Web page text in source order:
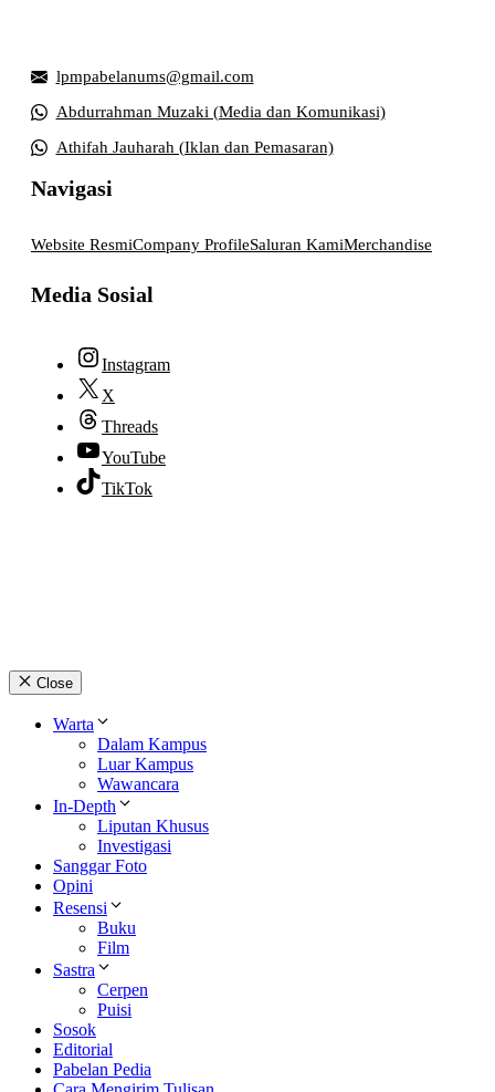
lpmpabelanums@gmail.com
Abdurrahman Muzaki (Media dan Komunikasi)
Athifah Jauharah (Iklan dan Pemasaran)
Navigasi
Website ResmiCompany ProfileSaluran KamiMerchandise
Media Sosial
Instagram
X
Threads
YouTube
TikTok
Close
Warta
Dalam Kampus
Luar Kampus
Wawancara
In-Depth
Liputan Khusus
Investigasi
Sanggar Foto
Opini
Resensi
Buku
Film
Sastra
Cerpen
Puisi
Sosok
Editorial
Pabelan Pedia